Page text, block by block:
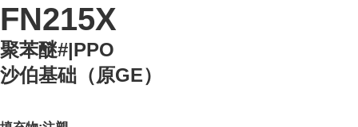
FN215X
聚苯醚#|PPO
沙伯基础（原GE）